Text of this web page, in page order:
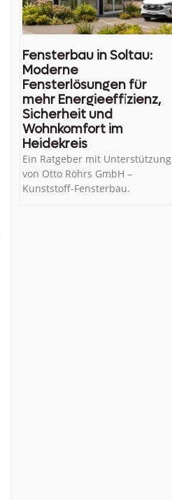
Fensterbau in Soltau:
Moderne
Fensterlösungen für
mehr Energieeffizienz,
Sicherheit und
Wohnkomfort im
Heidekreis
Ein Ratgeber mit Unterstützung
von Otto Röhrs GmbH –
Kunststoff-Fensterbau.